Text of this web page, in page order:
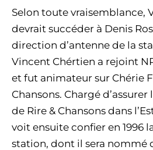
Selon toute vraisemblance,
devrait succéder à Denis
direction d’antenne de la
Vincent Chértien a rejoint
et fut animateur sur Chérie
Chansons. Chargé
de Rire & Chansons dans
voit ensuite confier en 1996
station, dont il sera nommé